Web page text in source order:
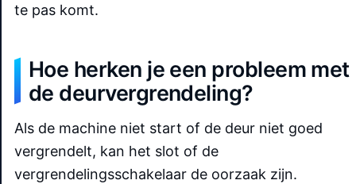
te pas komt.
Hoe herken je een probleem met
de deurvergrendeling?
Als de machine niet start of de deur niet goed
vergrendelt, kan het slot of de
vergrendelingsschakelaar de oorzaak zijn.